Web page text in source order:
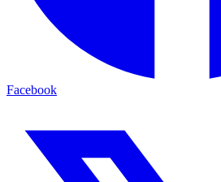
Facebook